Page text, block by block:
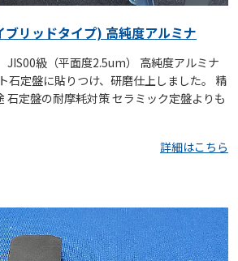
リッドタイプ) 高純度アルミナ
級（平面度2.5um） 高純度アルミナ
石定盤に貼りつけ、研磨仕上しました。 精
石定盤の耐摩耗対策 セラミック定盤よりも
詳細はこちら